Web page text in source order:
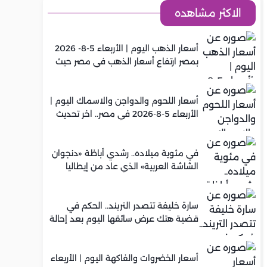
الاكثر مشاهده
أسعار الذهب اليوم | الأربعاء 5-8- 2026
بمصر ارتفاع أسعار الذهب في مصر حيث
أسعار اللحوم والدواجن والاسماك اليوم |
الأربعاء 5-8-2026 في مصر.. اخر تحديث
في مئوية ميلاده.. رشدي أباظة «دنجوان
الشاشة العربية» الذي عاد من إيطاليا
سارة خليفة تتصدر التريند.. الحكم في
قضية هتك عرض سائقها اليوم بعد إحالة
أسعار الخضروات والفاكهة اليوم | الأربعاء